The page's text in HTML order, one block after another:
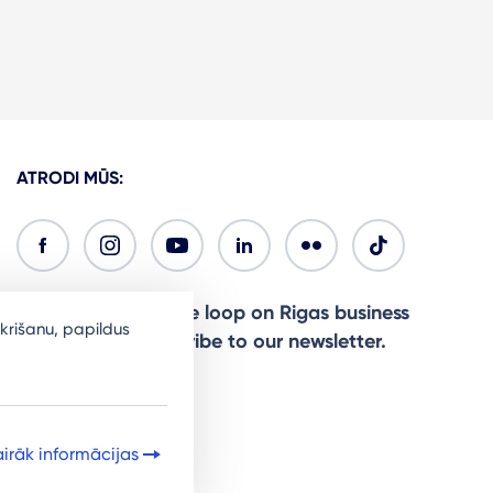
ATRODI MŪS:
Ready to stay in the loop on Rigas business
community? Subscribe to our newsletter.
papildus
informācijas